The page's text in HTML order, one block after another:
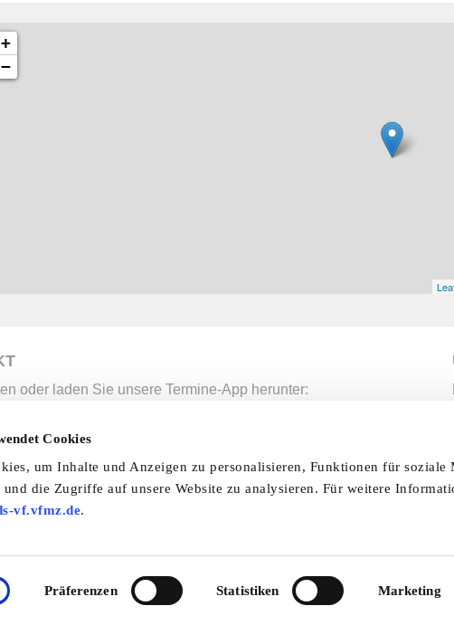
Cookies
um Inhalte und Anzeigen zu personalisieren, Funktionen für soziale
die Zugriffe auf unsere Website zu analysieren. Für weitere
vf.vfmz.de.
Präferenzen Statistiken Marketing
+
−
oder laden Sie unsere Termine-App herunter:
Info & Hilfe AGB Datenschutzerklärung
VF Verlagsgesellschaft mbH